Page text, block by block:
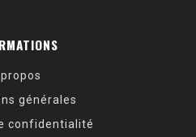
générales
confidentialité